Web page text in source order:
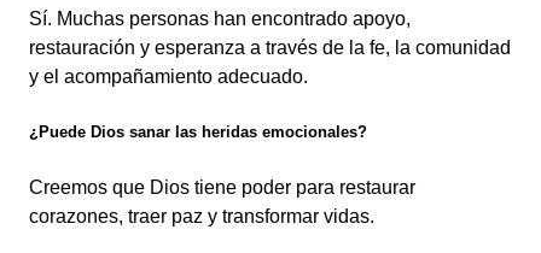
Sí. Muchas personas han encontrado apoyo,
restauración y esperanza a través de la fe, la comunidad
y el acompañamiento adecuado.
¿Puede Dios sanar las heridas emocionales?
Creemos que Dios tiene poder para restaurar
corazones, traer paz y transformar vidas.